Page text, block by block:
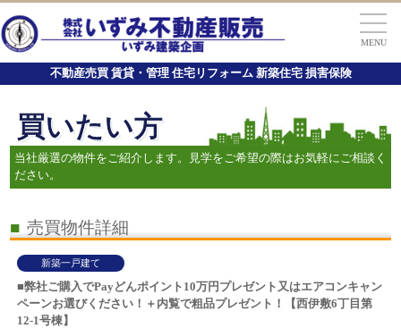
MENU
不動産売買 賃貸・管理 住宅リフォーム 新築住宅 損害保険
買いたい方
当社厳選の物件をご紹介します。見学をご希望の際はお気軽にご相談く
ださい。
■ 売買物件詳細
新築一戸建て
■弊社ご購入でPayどんポイント10万円プレゼント又はエアコンキャン
ペーンお選びください！＋内覧で粗品プレゼント！【西伊敷6丁目第
12-1号棟】